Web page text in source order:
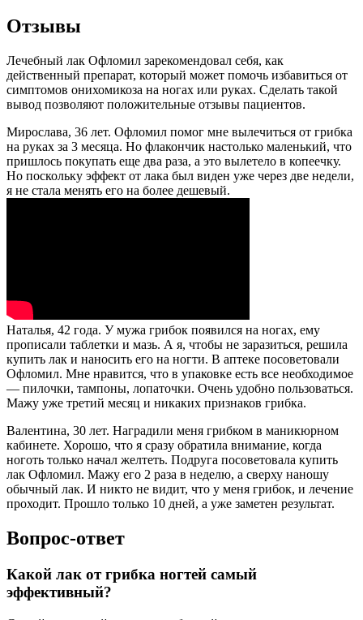
Отзывы
Лечебный лак Офломил зарекомендовал себя, как
действенный препарат, который может помочь избавиться от
симптомов онихомикоза на ногах или руках. Сделать такой
вывод позволяют положительные отзывы пациентов.
Мирослава, 36 лет. Офломил помог мне вылечиться от грибка
на руках за 3 месяца. Но флакончик настолько маленький, что
пришлось покупать еще два раза, а это вылетело в копеечку.
Но поскольку эффект от лака был виден уже через две недели,
я не стала менять его на более дешевый.
Наталья, 42 года. У мужа грибок появился на ногах, ему
прописали таблетки и мазь. А я, чтобы не заразиться, решила
купить лак и наносить его на ногти. В аптеке посоветовали
Офломил. Мне нравится, что в упаковке есть все необходимое
— пилочки, тампоны, лопаточки. Очень удобно пользоваться.
Мажу уже третий месяц и никаких признаков грибка.
Валентина, 30 лет. Наградили меня грибком в маникюрном
кабинете. Хорошо, что я сразу обратила внимание, когда
ноготь только начал желтеть. Подруга посоветовала купить
лак Офломил. Мажу его 2 раза в неделю, а сверху наношу
обычный лак. И никто не видит, что у меня грибок, и лечение
проходит. Прошло только 10 дней, а уже заметен результат.
Вопрос-ответ
Какой лак от грибка ногтей самый
эффективный?